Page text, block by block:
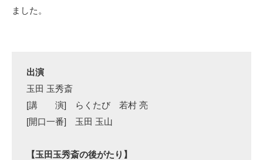
ました。
出演
玉田 玉秀斎
[講 演] らくたび 若村 亮
[開口一番] 玉田 玉山
【玉田玉秀斎の後がたり】